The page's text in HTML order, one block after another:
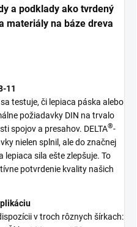
a podklady ako tvrdený
materiály na báze dreva
11
testuje, či lepiaca páska alebo
požiadavky DIN na trvalo
spojov a presahov. DELTA®-
nielen splnil, ale do značnej
lepiaca sila ešte zlepšuje. To
potvrdenie kvality našich
v troch rôznych šírkach: